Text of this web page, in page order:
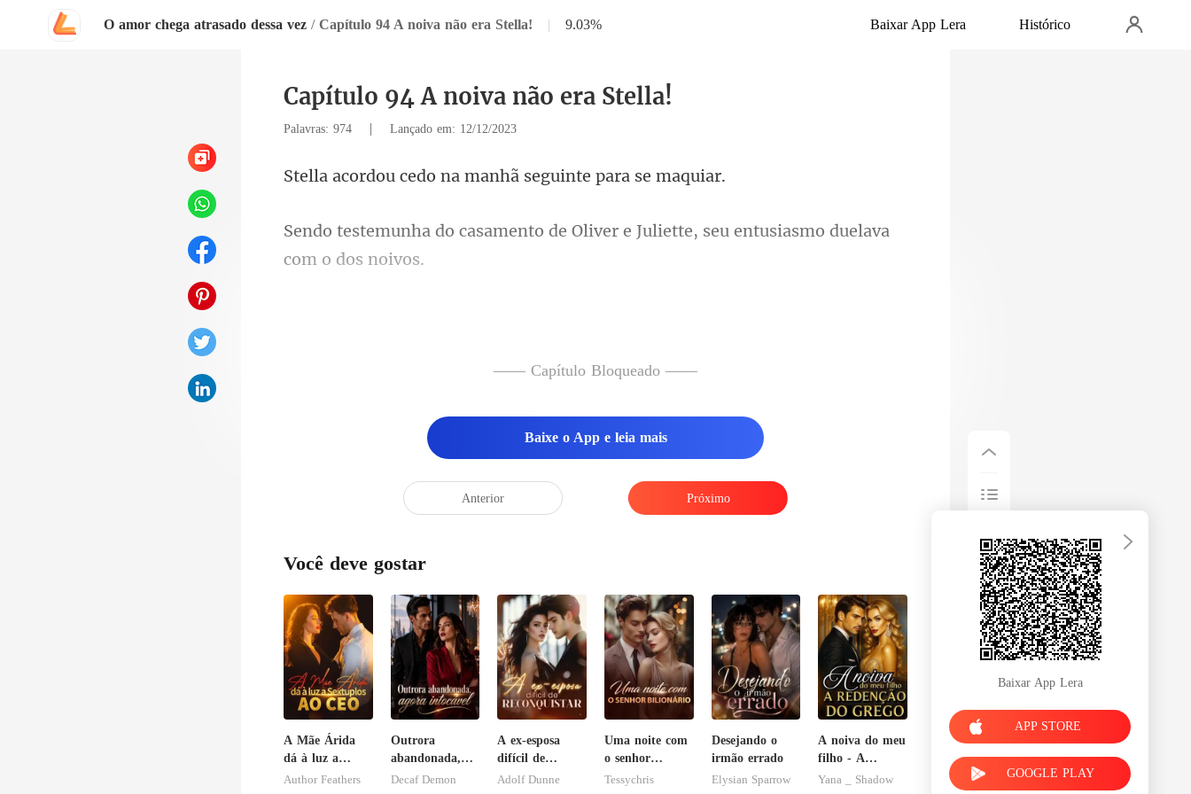
O amor chega atrasado dessa vez / Capítulo 94 A noiva não era Stella! | 9.03% Baixar App Lera Histórico
Capítulo 94 A noiva não era Stella!
Palavras: 974 | Lançado em: 12/12/2023
o na manhã seguint
e Oliver e Juliette, seu entusi
apturado inúmeras fotos
—— Capítulo Bloqueado ——
Baixe o App e leia mais
Anterior Próximo
Você deve gostar
A Mãe Árida
dá à luz a
Sextuplos ao
Author Feathers
Outrora
abandonada,
agora intocável
Decaf Demon
A ex-esposa
difícil de
reconquistar
Adolf Dunne
Uma noite com
o senhor
Bilionário
Tessychris
Desejando o
irmão errado
Elysian Sparrow
A noiva do meu
filho - A
Redenção do
Yana _ Shadow
Baixar App Lera
APP STORE
GOOGLE PLAY